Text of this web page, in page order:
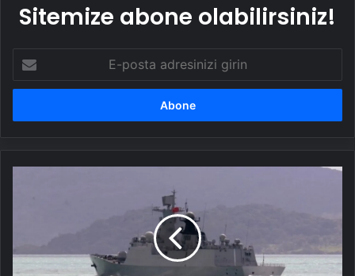
Sitemize abone olabilirsiniz!
posta
adresinizi
Gözler